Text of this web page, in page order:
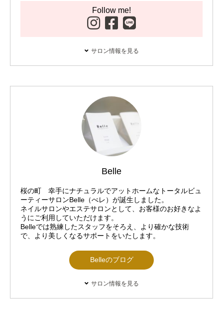
Follow me!
サロン情報を見る
Belle
桜の町 幸手にナチュラルでアットホームなトータルビュ
ーティーサロンBelle（べレ）が誕生しました。
ネイルサロンやエステサロンとして、お客様のお好きなよ
うにご利用していただけます。
Belleでは熟練したスタッフをそろえ、より確かな技術
で、より美しくなるサポートをいたします。
Belleのブログ
サロン情報を見る